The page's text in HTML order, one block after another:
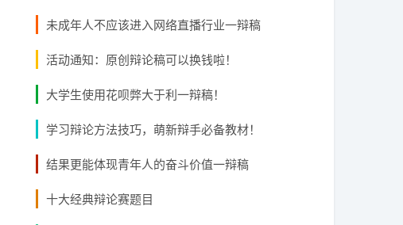
未成年人不应该进入网络直播行业一辩稿
活动通知：原创辩论稿可以换钱啦！
大学生使用花呗弊大于利一辩稿！
学习辩论方法技巧，萌新辩手必备教材！
结果更能体现青年人的奋斗价值一辩稿
十大经典辩论赛题目